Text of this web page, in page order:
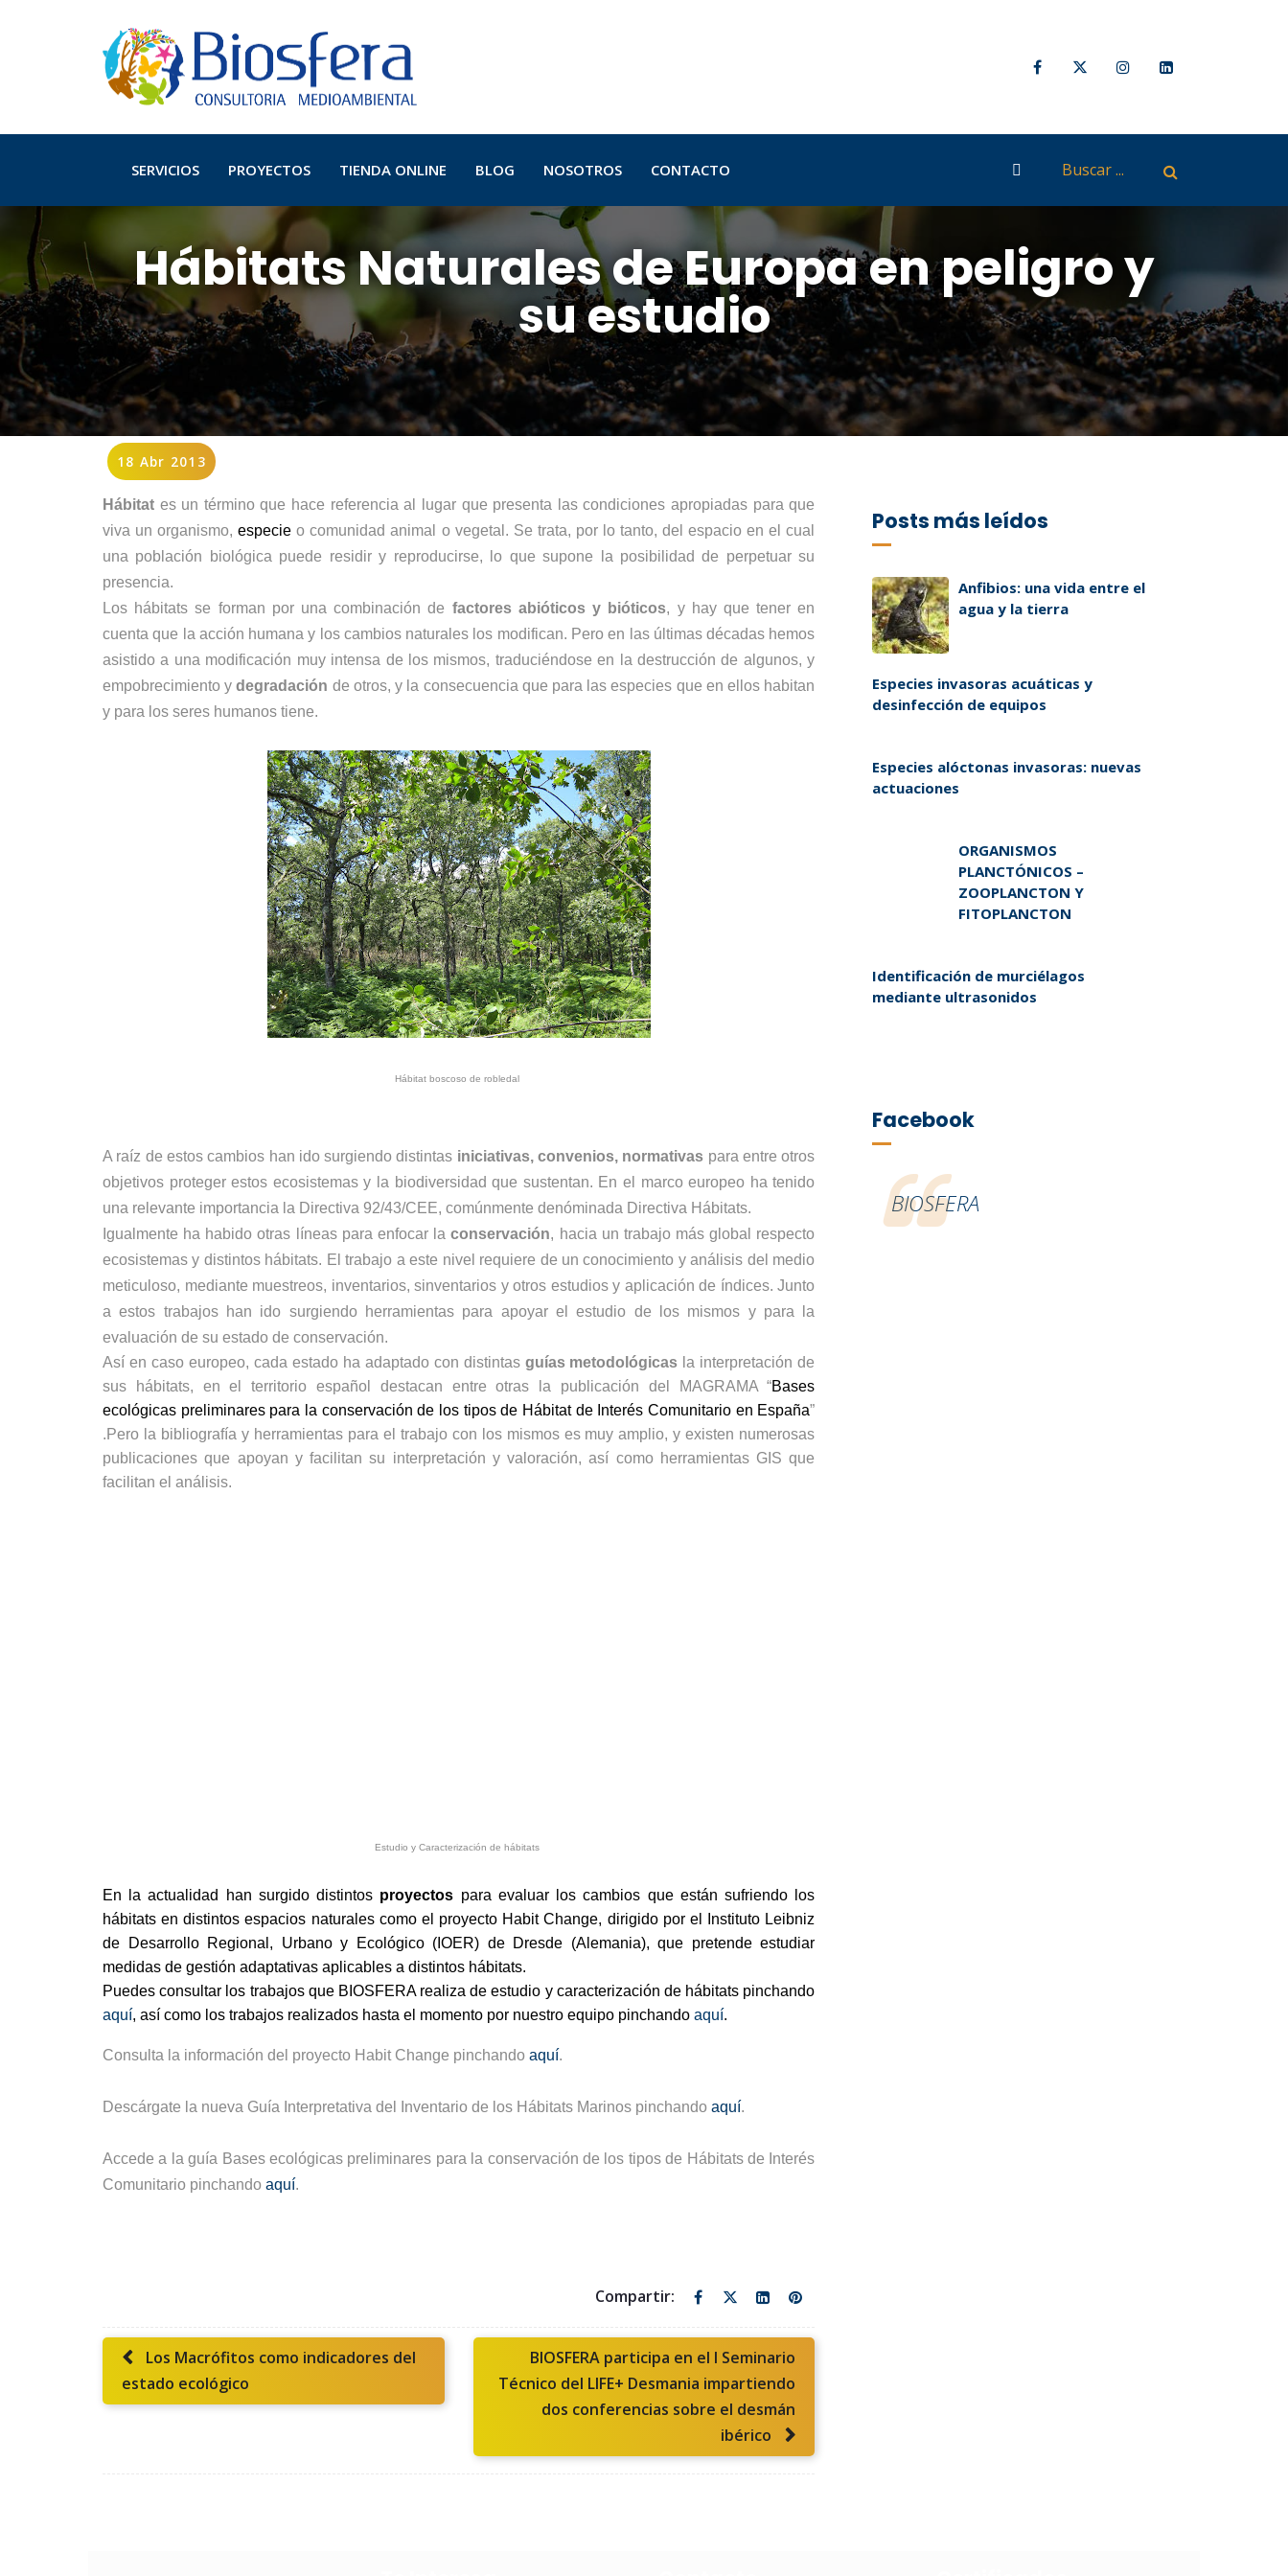
SERVICIOS PROYECTOS TIENDA ONLINE BLOG NOSOTROS CONTACTO
Hábitats Naturales de Europa en peligro y
su estudio
18 Abr 2013
Hábitat es un término que hace referencia al lugar que presenta las condiciones apropiadas para que
viva un organismo, especie o comunidad animal o vegetal . Se trata, por lo tanto, del espacio en el cual
una población biológica puede residir y reproducirse, lo que supone la posibilidad de perpetuar su
presencia.
Los hábitats se forman por una combinación de factores abióticos y bióticos, y hay que tener en
cuenta que la acción humana y los cambios naturales los modifican. Pero en las últimas décadas hemos
asistido a una modificación muy intensa de los mismos, traduciéndose en la destrucción de algunos, y
empobrecimiento ydegradación de otros, y la consecuencia que para las especies que en ellos habitan
y para los seres humanos tiene.
Hábitat boscoso de robledal
A raíz de estos cambios han ido surgiendo distintas iniciativas, convenios, normativas para entre otros
objetivos proteger estos ecosistemas y la biodiversidad que sustentan. En el marco europeo ha tenido
una relevante importancia la Directiva 92/43/CEE, comúnmente denóminada Directiva Hábitats.
Igualmente ha habido otras líneas para enfocar laconservación, hacia un trabajo más global respecto
ecosistemas y distintos hábitats. El trabajo a este nivel requiere de un conocimiento y análisis del medio
meticuloso, mediante muestreos, inventarios, sinventarios y otros estudios y aplicación de índices. Junto
a estos trabajos han ido surgiendo herramientas para apoyar el estudio de los mismos y para la
evaluación de su estado de conservación.
Así en caso europeo, cada estado ha adaptado con distintas guías metodológicas la interpretación de
sus hábitats, en el territorio español destacan entre otras la publicación del MAGRAMA “Bases
ecológicas preliminares para la conservación de los tipos de Hábitat de Interés Comunitario en España”
.Pero la bibliografía y herramientas para el trabajo con los mismos es muy amplio, y existen numerosas
publicaciones que apoyan y facilitan su interpretación y valoración, así como herramientas GIS que
facilitan el análisis.
Estudio y Caracterización de hábitats
En la actualidad han surgido distintos proyectos para evaluar los cambios que están sufriendo los
hábitats en distintos espacios naturales como el proyecto Habit Change, dirigido por el Instituto Leibniz
de Desarrollo Regional, Urbano y Ecológico (IOER) de Dresde (Alemania), que pretende estudiar
medidas de gestión adaptativas aplicables a distintos hábitats.
Puedes consultar los trabajos que BIOSFERA realiza de estudio y caracterización de hábitats pinchando
aquí, así como los trabajos realizados hasta el momento por nuestro equipo pinchando aquí.
Consulta la información del proyecto Habit Change pinchando aquí.
Descárgate la nueva Guía Interpretativa del Inventario de los Hábitats Marinos pinchando aquí.
Accede a la guía Bases ecológicas preliminares para la conservación de los tipos de Hábitats de Interés
Comunitario pinchando aquí.
Los Macrófitos como indicadores del
estado ecológico
BIOSFERA participa en el I Seminario
Técnico del LIFE+ Desmania impartiendo
dos conferencias sobre el desmán
ibérico
Posts más leídos
Anfibios: una vida entre el
agua y la tierra
Especies invasoras acuáticas y
desinfección de equipos
Especies alóctonas invasoras: nuevas
actuaciones
ORGANISMOS
PLANCTÓNICOS –
ZOOPLANCTON Y
FITOPLANCTON
Identificación de murciélagos
mediante ultrasonidos
Facebook
BIOSFERA